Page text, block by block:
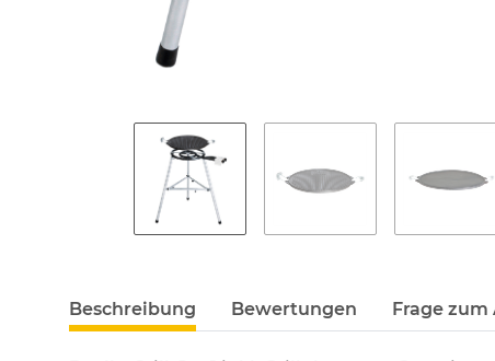
Beschreibung Bewertungen Frage zum